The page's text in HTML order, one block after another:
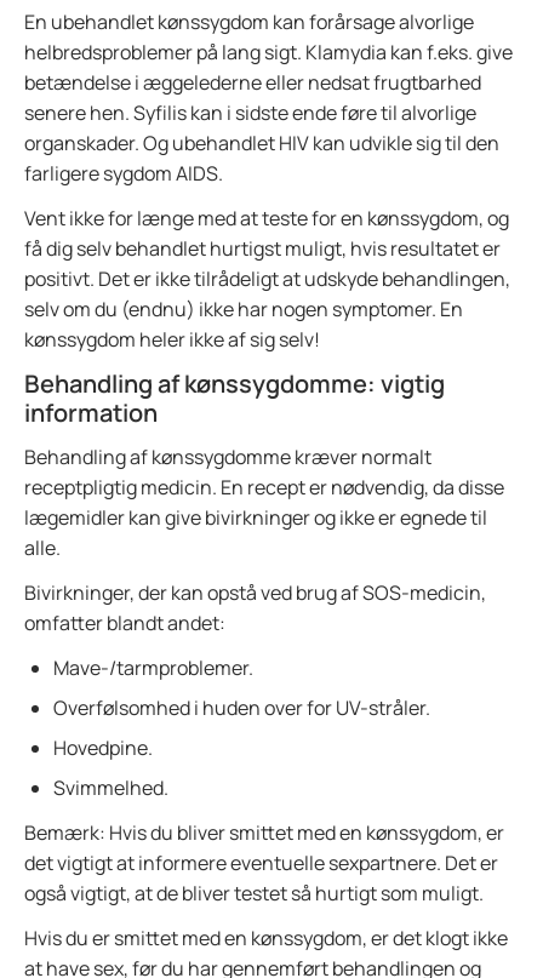
En ubehandlet kønssygdom kan forårsage alvorlige
helbredsproblemer på lang sigt. Klamydia kan f.eks. give
betændelse i æggelederne eller nedsat frugtbarhed
senere hen. Syfilis kan i sidste ende føre til alvorlige
organskader. Og ubehandlet HIV kan udvikle sig til den
farligere sygdom AIDS.
Vent ikke for længe med at teste for en kønssygdom, og
få dig selv behandlet hurtigst muligt, hvis resultatet er
positivt. Det er ikke tilrådeligt at udskyde behandlingen,
selv om du (endnu) ikke har nogen symptomer. En
kønssygdom heler ikke af sig selv!
Behandling af kønssygdomme: vigtig
information
Behandling af kønssygdomme kræver normalt
receptpligtig medicin. En recept er nødvendig, da disse
lægemidler kan give bivirkninger og ikke er egnede til
alle.
Bivirkninger, der kan opstå ved brug af SOS-medicin,
omfatter blandt andet:
Mave-/tarmproblemer.
Overfølsomhed i huden over for UV-stråler.
Hovedpine.
Svimmelhed.
Bemærk: Hvis du bliver smittet med en kønssygdom, er
det vigtigt at informere eventuelle sexpartnere. Det er
også vigtigt, at de bliver testet så hurtigt som muligt.
Hvis du er smittet med en kønssygdom, er det klogt ikke
at have sex, før du har gennemført behandlingen og